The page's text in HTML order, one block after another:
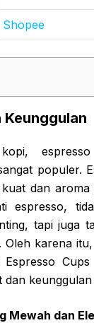
Shopee
populer.
dan
espresso,
tapi juga
Oleh karena
dan
Mewah dan